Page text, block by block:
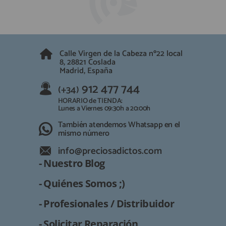
(+34) 912 477 744
HORARIO de TIENDA:
Lunes a Viernes 09:30h a 20:00h
También atendemos Whatsapp
info@preciosadictos.com
Calle Virgen de la Cabeza nº22 local
8, 28821 Coslada
Madrid, España
(+34) 912 477 744
HORARIO de TIENDA:
Lunes a Viernes 09:30h a 20:00h
También atendemos Whatsapp en el
mismo número
info@preciosadictos.com
- Nuestro Blog
- Quiénes Somos ;)
- Profesionales / Distribuidor